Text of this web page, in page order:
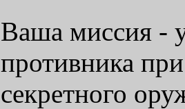
Ваша миссия -
противника
секретного